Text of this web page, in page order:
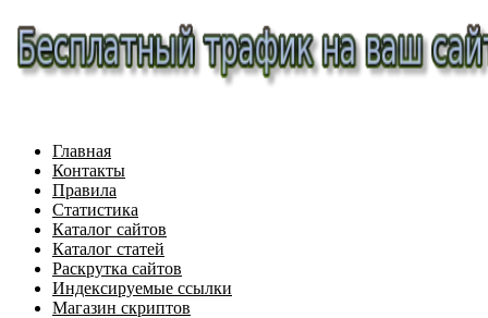
Главная
Контакты
Правила
Статистика
Каталог сайтов
Каталог статей
Раскрутка сайтов
Индексируемые ссылки
Магазин скриптов